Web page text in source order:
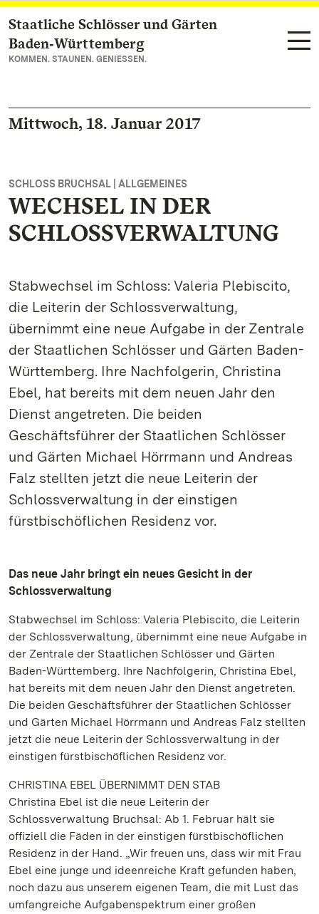
Zum Hauptinhalt springen
Staatliche Schlösser und Gärten
Baden‑Württemberg
KOMMEN. STAUNEN. GENIESSEN.
Mittwoch, 18. Januar 2017
SCHLOSS BRUCHSAL | ALLGEMEINES
WECHSEL IN DER
SCHLOSSVERWALTUNG
Stabwechsel im Schloss: Valeria Plebiscito,
die Leiterin der Schlossverwaltung,
übernimmt eine neue Aufgabe in der Zentrale
der Staatlichen Schlösser und Gärten Baden-
Württemberg. Ihre Nachfolgerin, Christina
Ebel, hat bereits mit dem neuen Jahr den
Dienst angetreten. Die beiden
Geschäftsführer der Staatlichen Schlösser
und Gärten Michael Hörrmann und Andreas
Falz stellten jetzt die neue Leiterin der
Schlossverwaltung in der einstigen
fürstbischöflichen Residenz vor.
Das neue Jahr bringt ein neues Gesicht in der
Schlossverwaltung
Stabwechsel im Schloss: Valeria Plebiscito, die Leiterin
der Schlossverwaltung, übernimmt eine neue Aufgabe in
der Zentrale der Staatlichen Schlösser und Gärten
Baden-Württemberg. Ihre Nachfolgerin, Christina Ebel,
hat bereits mit dem neuen Jahr den Dienst angetreten.
Die beiden Geschäftsführer der Staatlichen Schlösser
und Gärten Michael Hörrmann und Andreas Falz stellten
jetzt die neue Leiterin der Schlossverwaltung in der
einstigen fürstbischöflichen Residenz vor.
CHRISTINA EBEL ÜBERNIMMT DEN STAB
Christina Ebel ist die neue Leiterin der
Schlossverwaltung Bruchsal: Ab 1. Februar hält sie
offiziell die Fäden in der einstigen fürstbischöflichen
Residenz in der Hand. „Wir freuen uns, dass wir mit Frau
Ebel eine junge und ideenreiche Kraft gefunden haben,
noch dazu aus unserem eigenen Team, die mit Lust das
umfangreiche Aufgabenspektrum einer großen